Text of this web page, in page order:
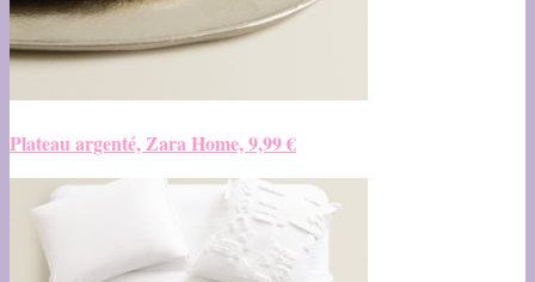
Plateau argenté, Zara Home, 9,99 €